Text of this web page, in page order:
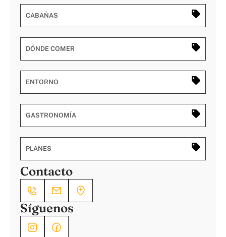
CABAÑAS
DÓNDE COMER
ENTORNO
GASTRONOMÍA
PLANES
Contacto
Síguenos